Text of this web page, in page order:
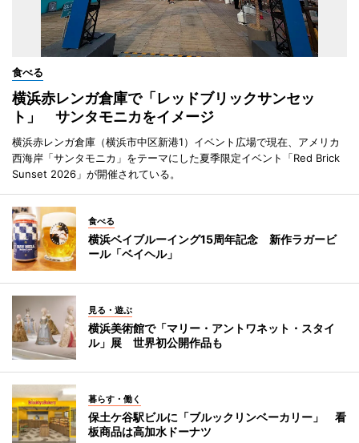
食べる
横浜赤レンガ倉庫で「レッドブリックサンセッ
ト」 サンタモニカをイメージ
横浜赤レンガ倉庫（横浜市中区新港1）イベント広場で現在、アメリカ
西海岸「サンタモニカ」をテーマにした夏季限定イベント「Red Brick
Sunset 2026」が開催されている。
食べる
横浜ベイブルーイング15周年記念 新作ラガービ
ール「ベイヘル」
見る・遊ぶ
横浜美術館で「マリー・アントワネット・スタイ
ル」展 世界初公開作品も
暮らす・働く
保土ケ谷駅ビルに「ブルックリンベーカリー」 看
板商品は高加水ドーナツ